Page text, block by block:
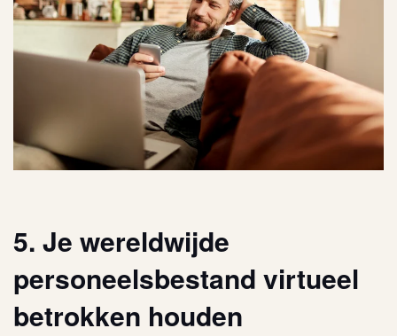
5. Je wereldwijde
personeelsbestand virtueel
betrokken houden